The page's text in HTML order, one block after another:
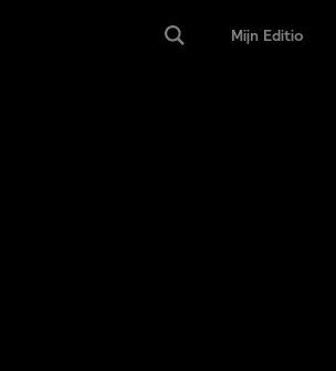
Mijn Editio